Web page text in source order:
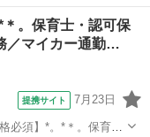
／中番帯勤務／マイ
＊。保育士・認可保
／マイカー通勤…
提携サイト 7月23日